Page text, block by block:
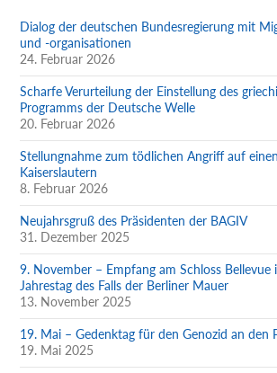
Dialog der deutschen Bundesregierung mit
und -organisationen
24. Februar 2026
Scharfe Verurteilung der Einstellung des
Programms der Deutsche Welle
20. Februar 2026
Stellungnahme zum tödlichen Angriff auf
Kaiserslautern
8. Februar 2026
Neujahrsgruß des Präsidenten der BAGIV
31. Dezember 2025
9. November – Empfang am Schloss Bellevue
Jahrestag des Falls der Berliner Mauer
13. November 2025
19. Mai – Gedenktag für den Genozid an den
19. Mai 2025